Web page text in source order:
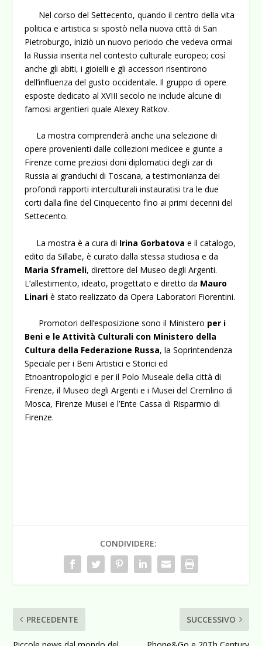
Nel corso del Settecento, quando il centro della vita
politica e artistica si spostò nella nuova città di San
Pietroburgo, iniziò un nuovo periodo che vedeva ormai
la Russia inserita nel contesto culturale europeo; così
anche gli abiti, i gioielli e gli accessori risentirono
dell’influenza del gusto occidentale. Il gruppo di opere
esposte dedicato al XVIII secolo ne include alcune di
famosi argentieri quale Alexey Ratkov.
La mostra comprenderà anche una selezione di
opere provenienti dalle collezioni medicee e giunte a
Firenze come preziosi doni diplomatici degli zar di
Russia ai granduchi di Toscana, a testimonianza dei
profondi rapporti interculturali instauratisi tra le due
corti dalla fine del Cinquecento fino ai primi decenni del
Settecento.
La mostra è a cura di Irina Gorbatova e il catalogo,
edito da Sillabe, è curato dalla stessa studiosa e da
Maria Sframeli, direttore del Museo degli Argenti.
L’allestimento, ideato, progettato e diretto da Mauro
Linari è stato realizzato da Opera Laboratori Fiorentini.
Promotori dell’esposizione sono il Ministero per i
Beni e le Attività Culturali con Ministero della
Cultura della Federazione Russa, la Soprintendenza
Speciale per i Beni Artistici e Storici ed
Etnoantropologici e per il Polo Museale della città di
Firenze, il Museo degli Argenti e i Musei del Cremlino di
Mosca, Firenze Musei e l’Ente Cassa di Risparmio di
Firenze.
CONDIVIDERE:
PRECEDENTE SUCCESSIVO